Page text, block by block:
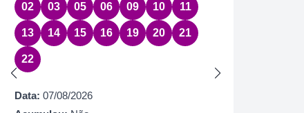
02 03 05 06 09 10 11
13 14 15 16 19 20 21
22
Data: 07/08/2026